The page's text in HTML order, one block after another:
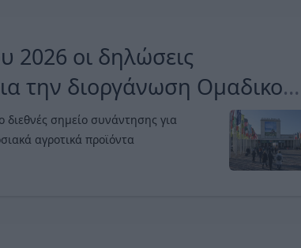
2026 οι δηλώσεις
την διοργάνωση Ομαδικού
στην Grüne Woche 2027
σημείο συνάντησης για
αγροτικά προϊόντα